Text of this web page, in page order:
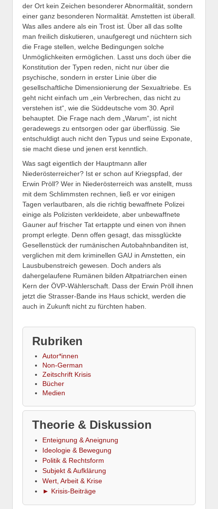
der Ort kein Zeichen besonderer Abnormalität, sondern
einer ganz besonderen Normalität. Amstetten ist überall.
Was alles andere als ein Trost ist. Über all das sollte
man freilich diskutieren, unaufgeregt und nüchtern sich
die Frage stellen, welche Bedingungen solche
Unmöglichkeiten ermöglichen. Lasst uns doch über die
Konstitution der Typen reden, nicht nur über die
psychische, sondern in erster Linie über die
gesellschaftliche Dimensionierung der Sexualtriebe. Es
geht nicht einfach um „ein Verbrechen, das nicht zu
verstehen ist“, wie die Süddeutsche vom 30. April
behauptet. Die Frage nach dem „Warum“, ist nicht
geradewegs zu entsorgen oder gar überflüssig. Sie
entschuldigt auch nicht den Typus und seine Exponate,
sie macht diese und jenen erst kenntlich.
Was sagt eigentlich der Hauptmann aller
Niederösterreicher? Ist er schon auf Kriegspfad, der
Erwin Pröll? Wer in Niederösterreich was anstellt, muss
mit dem Schlimmsten rechnen, ließ er vor einigen
Tagen verlautbaren, als die richtig bewaffnete Polizei
einige als Polizisten verkleidete, aber unbewaffnete
Gauner auf frischer Tat ertappte und einen von ihnen
prompt erlegte. Denn offen gesagt, das missglückte
Gesellenstück der rumänischen Autobahnbanditen ist,
verglichen mit dem kriminellen GAU in Amstetten, ein
Lausbubenstreich gewesen. Doch anders als
dahergelaufene Rumänen bilden Altpatriarchen einen
Kern der ÖVP-Wählerschaft. Dass der Erwin Pröll ihnen
jetzt die Strasser-Bande ins Haus schickt, werden die
auch in Zukunft nicht zu fürchten haben.
Rubriken
Autor*innen
Non-German
Zeitschrift Krisis
Bücher
Medien
Theorie & Diskussion
Enteignung & Aneignung
Ideologie & Bewegung
Politik & Rechtsform
Subjekt & Aufklärung
Wert, Arbeit & Krise
► Krisis-Beiträge